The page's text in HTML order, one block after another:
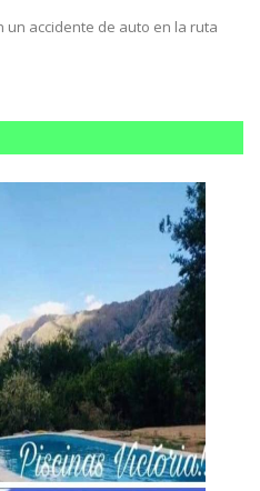
un accidente de auto en la ruta